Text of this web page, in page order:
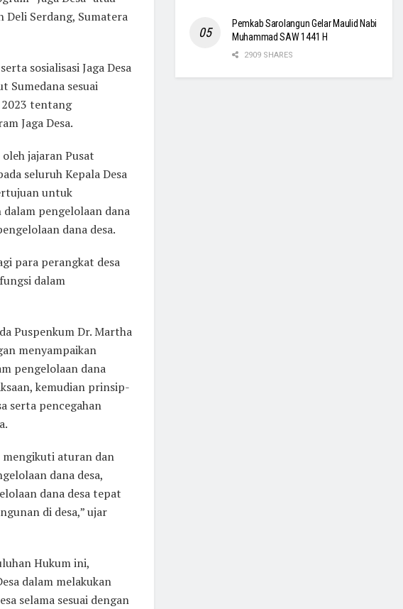
Deli Serdang, Sumatera
sosialisasi Jaga Desa
Sumedana sesuai
2023 tentang
Jaga Desa.
jajaran Pusat
seluruh Kepala Desa
untuk
pengelolaan dana
dana desa.
para perangkat desa
dalam
Puspenkum Dr. Martha
menyampaikan
pengelolaan dana
kemudian prinsip-
serta pencegahan
mengikuti aturan dan
dana desa,
dana desa tepat
di desa,” ujar
Hukum ini,
dalam melakukan
selama sesuai dengan
Pemkab Sarolangun Gelar Maulid Nabi
Muhammad SAW 1441 H
2909 SHARES